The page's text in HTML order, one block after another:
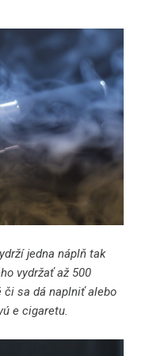
jedna náplň tak
vydržať až 500
či sa dá naplniť alebo
e cigaretu.